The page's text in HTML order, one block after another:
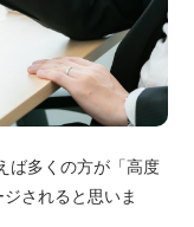
ば多くの方が「高度
されると思いま